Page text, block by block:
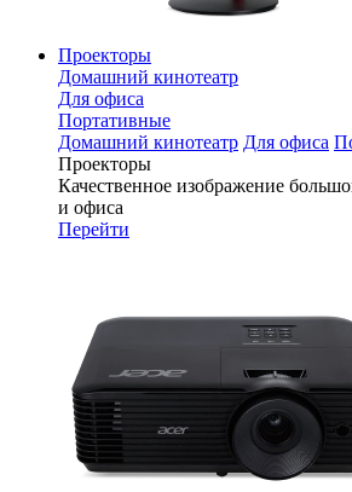
Проекторы
Домашний кинотеатр
Для офиса
Портативные
Домашний кинотеатр Для офиса
Проекторы
Качественное изображение
и офиса
Перейти